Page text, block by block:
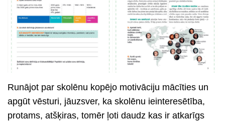
Runājot par skolēnu kopējo motivāciju mācīties un
apgūt vēsturi, jāuzsver, ka skolēnu ieinteresētība,
protams, atšķiras, tomēr ļoti daudz kas ir atkarīgs